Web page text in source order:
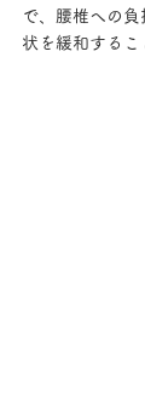
で、腰椎への
状を緩和するこ